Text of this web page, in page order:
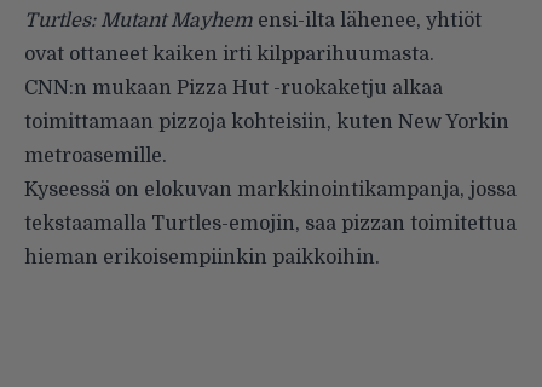
Turtles: Mutant Mayhem ensi-ilta lähenee, yhtiöt
ovat ottaneet kaiken irti kilpparihuumasta.
CNN:n mukaan Pizza Hut -ruokaketju alkaa
toimittamaan pizzoja kohteisiin, kuten New Yorkin
metroasemille.
Kyseessä on elokuvan markkinointikampanja, jossa
tekstaamalla Turtles-emojin, saa pizzan toimitettua
hieman erikoisempiinkin paikkoihin.